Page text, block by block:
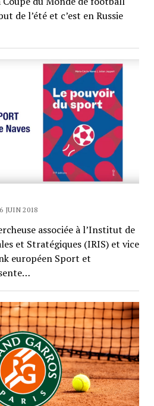
de l’été et c’est en Russie
JUIN 2018
associée à l’Institut de
et Stratégiques (IRIS) et vice
européen Sport et